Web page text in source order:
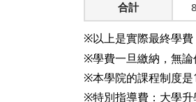
合計
※以上是實際最終學費
※學費一旦繳納，無
※本學院的課程制度是
※特別指導費：大學